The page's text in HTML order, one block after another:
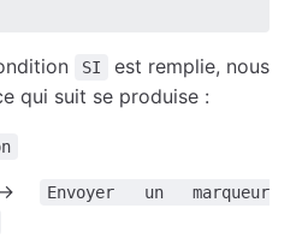
SI est remplie, nous
qui suit se produise :
Envoyer un marqueur